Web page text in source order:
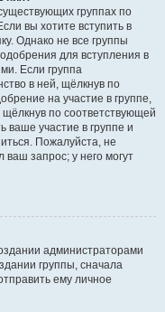
группах по
вы хотите вступить в
Однако не все группы
для вступления в
Если группа
в ней, щёлкнув по
на участие в группе,
по соответствующей
ваше участие в группе и
Пожалуйста, не
ваш запрос; у него могут
администраторами
группы, сначала
ему личное